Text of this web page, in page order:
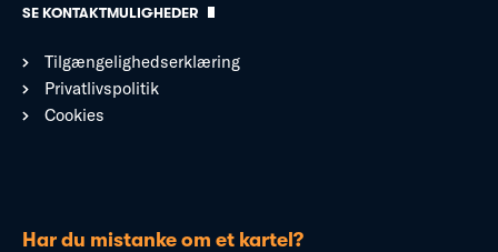
SE KONTAKTMULIGHEDER
Tilgængelighedserklæring
Privatlivspolitik
Cookies
Har du mistanke om et kartel?